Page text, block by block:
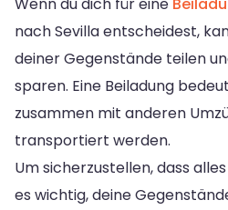
nach Sevilla entscheidest,
deiner Gegenstände teilen
sparen. Eine Beiladung
zusammen mit anderen
transportiert werden.
Um sicherzustellen, dass
es wichtig, deine